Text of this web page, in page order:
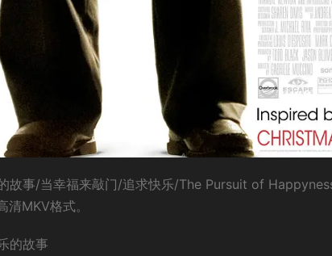
故事/当幸福来敲门/追求快乐/The Pursuit of
清MKV格式。
的故事